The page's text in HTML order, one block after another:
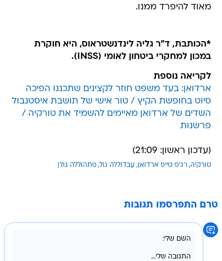
מאוד להיפרד ממנו.
*הכותבת, ד"ר גליה לינדנשטראוס, היא חוקרת
במכון למחקרי ביטחון לאומי (INSS).
לקריאה נוספת
ארדואן: בעד משפט חוזר לקצינים שתכננו הפיכה
סיוט בחופשת הקיץ / טור אישי של תושבת איסטנבול
השדים של ארדואן מאיימים להשמיד את טורקיה /
פרשנות
(עדכון ראשון: 21:09)
טורקיה רג'פ טייפ ארדואן עבדוללה גול פתהוללה גולן
טרם התפרסמו תגובות